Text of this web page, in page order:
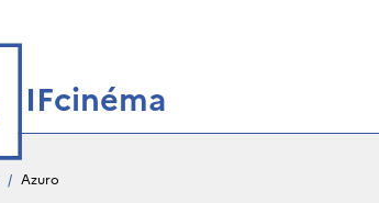
IFcinéma
/ Azuro